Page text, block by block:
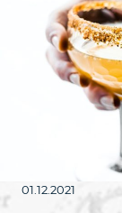
01.12.2021